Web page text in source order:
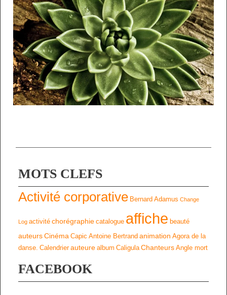
MOTS CLEFS
Activité corporative Bernard Adamus Change
Log activité chorégraphie catalogue affiche beauté
auteursCinéma Capic Antoine Bertrand animation Agora de la
danse. Calendrier auteure album Caligula Chanteurs Angle mort
FACEBOOK